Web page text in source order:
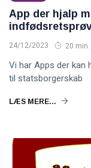
App der hjalp
24/12/2023 20
Vi har Apps der
til statsborgerskab
LÆS MERE...